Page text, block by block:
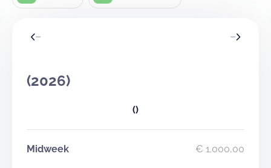
(2026)
()
Midweek € 1.000,00